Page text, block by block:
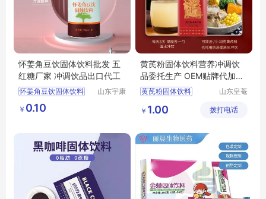
怀姜角豆饮固体饮料批发 五
红糖厂家 冲调饮品出口代工
怀姜角豆饮固体饮料
五红汤厂家
山东宇康
￥ 0.10
黄芪粉固体饮料营养冲调饮
品委托生产 OEM贴牌代加工
皇菴堂出口
黄芪粉固体饮料
OEM贴牌代加工皇菴堂出口
山东皇菴
限公司
￥ 1.00 拨打电话